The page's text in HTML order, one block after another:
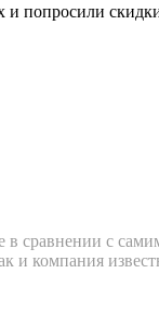
попросили
сравнении с
и компания